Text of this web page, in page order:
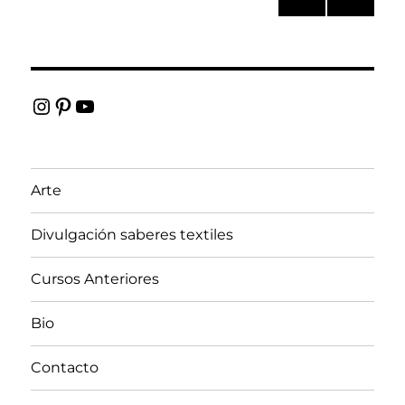
entradas
ERIO
Instagram
Pinterest
YouTube
Arte
Divulgación saberes textiles
Cursos Anteriores
Bio
Contacto